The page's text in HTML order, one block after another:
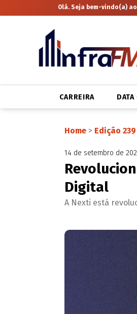
Olá. Seja bem-vindo(a)
CARREIRA DATA
Home> Edição 239
14 de setembro de
Digital
A Nexti está